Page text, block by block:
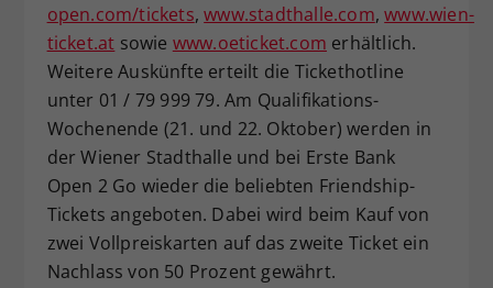
open.com/tickets,www.stadthalle.com,www.wien-
ticket.at sowie www.oeticket.com erhältlich.
Weitere Auskünfte erteilt die Tickethotline
unter 01 / 79 999 79. Am Qualifikations-
Wochenende (21. und 22. Oktober) werden in
der Wiener Stadthalle und bei Erste Bank
Open 2 Go wieder die beliebten Friendship-
Tickets angeboten. Dabei wird beim Kauf von
zwei Vollpreiskarten auf das zweite Ticket ein
Nachlass von 50 Prozent gewährt.